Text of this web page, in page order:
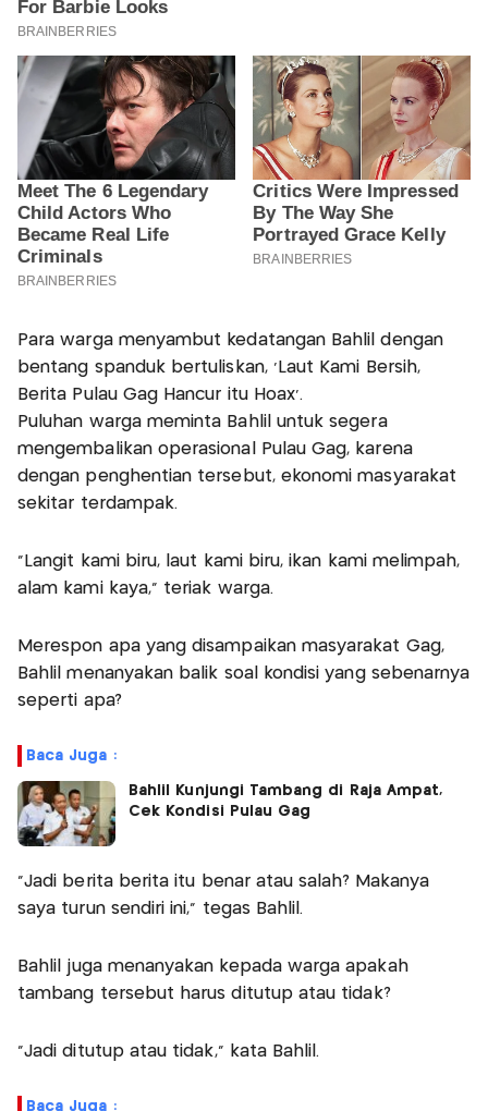
Para warga menyambut kedatangan Bahlil dengan
bentang spanduk bertuliskan, 'Laut Kami Bersih,
Berita Pulau Gag Hancur itu Hoax'.
Puluhan warga meminta Bahlil untuk segera
mengembalikan operasional Pulau Gag, karena
dengan penghentian tersebut, ekonomi masyarakat
sekitar terdampak.
"Langit kami biru, laut kami biru, ikan kami melimpah,
alam kami kaya," teriak warga.
Merespon apa yang disampaikan masyarakat Gag,
Bahlil menanyakan balik soal kondisi yang sebenarnya
seperti apa?
Baca Juga :
Bahlil Kunjungi Tambang di Raja Ampat,
Cek Kondisi Pulau Gag
"Jadi berita berita itu benar atau salah? Makanya
saya turun sendiri ini," tegas Bahlil.
Bahlil juga menanyakan kepada warga apakah
tambang tersebut harus ditutup atau tidak?
"Jadi ditutup atau tidak," kata Bahlil.
Baca Juga :